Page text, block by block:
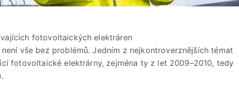
fotovoltaických elektráren
vše bez problémů. Jedním z nejkontroverznějších témat
fotovoltaické elektrárny, zejména ty z let 2009–2010, tedy